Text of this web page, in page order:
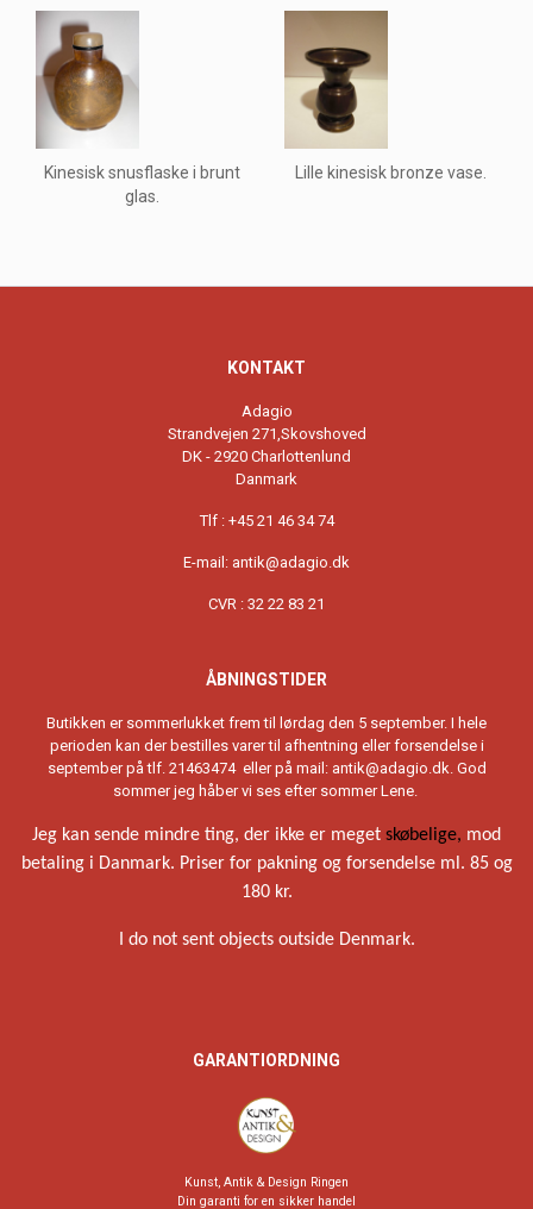
Kinesisk snusflaske i brunt
glas.
Lille kinesisk bronze vase.
KONTAKT
Adagio
Strandvejen 271,Skovshoved
DK - 2920 Charlottenlund
Danmark
Tlf : +45 21 46 34 74
E-mail: antik@adagio.dk
CVR : 32 22 83 21
ÅBNINGSTIDER
Butikken er sommerlukket frem til lørdag den 5 september. I hele
perioden kan der bestilles varer til afhentning eller forsendelse i
september på tlf. 21463474 eller på mail: antik@adagio.dk. God
sommer jeg håber vi ses efter sommer Lene.
Jeg kan sende mindre ting, der ikke er meget skøbelige, mod
betaling i Danmark. Priser for pakning og forsendelse ml. 85 og
180 kr.
I do not sent objects outside Denmark.
GARANTIORDNING
Kunst, Antik & Design Ringen
Din garanti for en sikker handel